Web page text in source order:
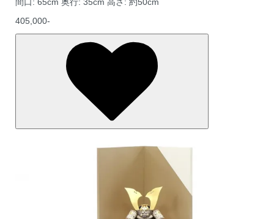
間口: 65cm 奥行: 35cm 高さ: 約50cm
405,000-